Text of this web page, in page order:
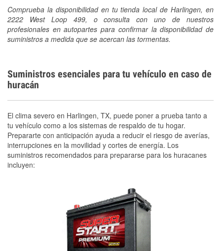
Comprueba la disponibilidad en tu tienda local de Harlingen, en
2222 West Loop 499, o consulta con uno de nuestros
profesionales en autopartes para confirmar la disponibilidad de
suministros a medida que se acercan las tormentas.
Suministros esenciales para tu vehículo en caso de
huracán
El clima severo en Harlingen, TX, puede poner a prueba tanto a
tu vehículo como a los sistemas de respaldo de tu hogar.
Prepararte con anticipación ayuda a reducir el riesgo de averías,
interrupciones en la movilidad y cortes de energía. Los
suministros recomendados para prepararse para los huracanes
incluyen: